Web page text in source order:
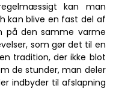
kan man
kan blive en fast del af
på den samme varme
som gør det til en
tradition, der ikke blot
de stunder, man deler
indbyder til afslapning